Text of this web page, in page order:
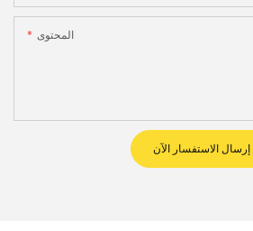
المحتوى
إرسال الاستفسار الآن